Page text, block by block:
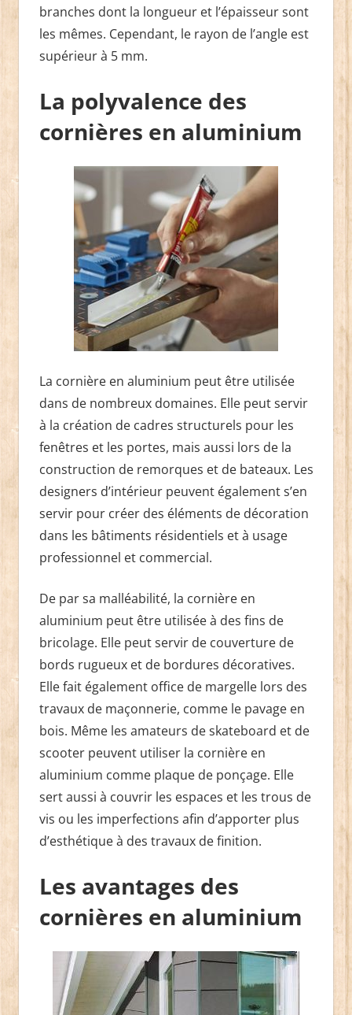
branches dont la longueur et l’épaisseur sont
les mêmes. Cependant, le rayon de l’angle est
supérieur à 5 mm.
La polyvalence des
cornières en aluminium
La cornière en aluminium peut être utilisée
dans de nombreux domaines. Elle peut servir
à la création de cadres structurels pour les
fenêtres et les portes, mais aussi lors de la
construction de remorques et de bateaux. Les
designers d’intérieur peuvent également s’en
servir pour créer des éléments de décoration
dans les bâtiments résidentiels et à usage
professionnel et commercial.
De par sa malléabilité, la cornière en
aluminium peut être utilisée à des fins de
bricolage. Elle peut servir de couverture de
bords rugueux et de bordures décoratives.
Elle fait également office de margelle lors des
travaux de maçonnerie, comme le pavage en
bois. Même les amateurs de skateboard et de
scooter peuvent utiliser la cornière en
aluminium comme plaque de ponçage. Elle
sert aussi à couvrir les espaces et les trous de
vis ou les imperfections afin d’apporter plus
d’esthétique à des travaux de finition.
Les avantages des
cornières en aluminium